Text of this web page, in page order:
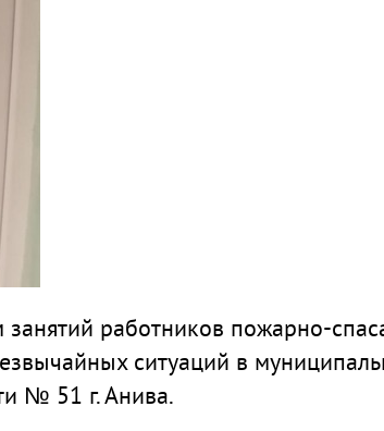
работников пожарно-
ситуаций в
№ 51 г. Анива.